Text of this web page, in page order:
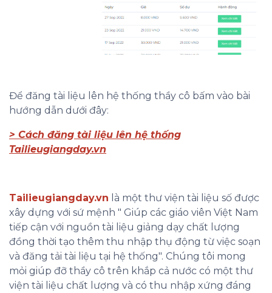
Để đăng tài liệu lên hệ thống thầy cô bấm vào bài
hướng dẫn dưới đây:
> Cách đăng tài liệu lên hệ thống
Tailieugiangday.vn
Tailieugiangday.vn là một thư viện tài liệu số được
xây dựng với sứ mệnh " Giúp các giáo viên Việt Nam
tiếp cận với nguồn tài liệu giảng dạy chất lượng
đồng thời tạo thêm thu nhập thụ động từ việc soạn
và đăng tải tài liệu tại hệ thống". Chúng tôi mong
mỏi giúp đỡ thầy cô trên khắp cả nước có một thư
viện tài liệu chất lượng và có thu nhập xứng đáng